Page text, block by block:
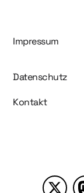
Impressum
Datenschutz
Kontakt